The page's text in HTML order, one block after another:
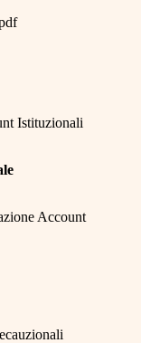
Istituzionali
Account